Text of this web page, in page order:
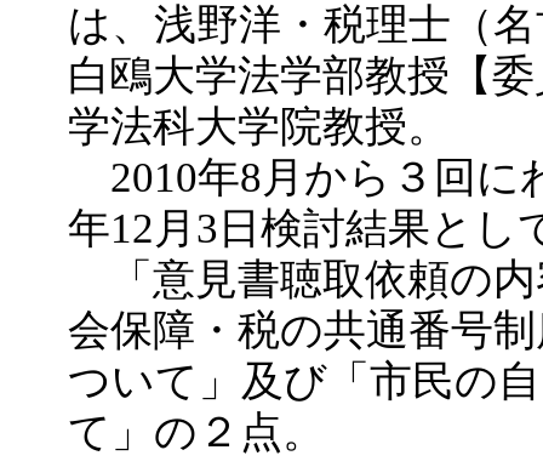
は、浅野洋・税理士（
白鴎大学法学部教授【
学法科大学院教授。
2010年8月から３回に
年12月3日検討結果とし
「意見書聴取依頼の
会保障・税の共通番号
ついて」及び「市民の
て」の２点。